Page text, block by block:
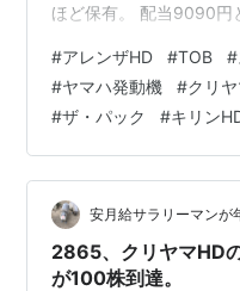
ほど保有。 配当9090円
益にはなったが、これま
で2銘柄目のTOBだが、
は6銘柄が増配を発表。
4円増配×100株保有。
保有。 ・クリヤマHD
#アレンザHD #TOB #
#ヤマハ発動機 #クリ
#ザ・パック #キリン
安月給サラリーマン
2865、クリヤマHD
が100株到達。